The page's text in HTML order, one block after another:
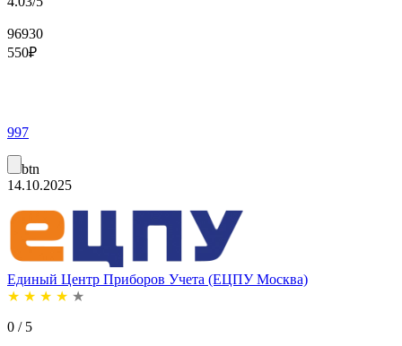
96930
550₽
997
btn
14.10.2025
Единый Центр Приборов Учета (ЕЦПУ Москва)
★ ★ ★ ★ ★
0 / 5